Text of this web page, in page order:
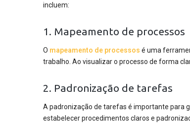
incluem:
1. Mapeamento de processos
O mapeamento de processos é uma
trabalho. Ao visualizar o processo de forma
2. Padronização de tarefas
A padronização de tarefas é importante para
estabelecer procedimentos claros e